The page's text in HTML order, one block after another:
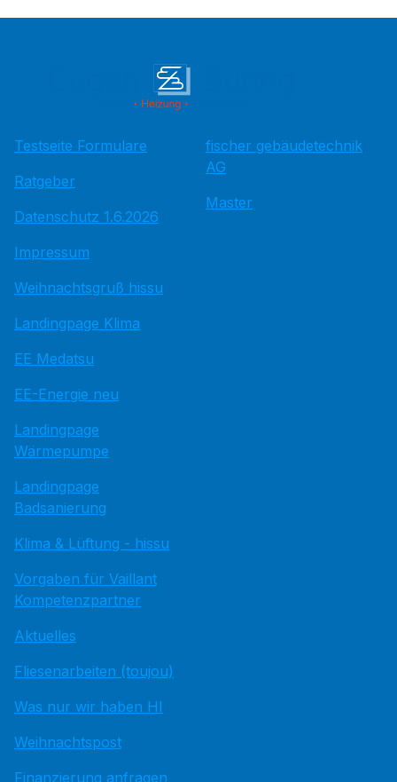
Testseite Formulare
Ratgeber
Datenschutz 1.6.2026
Impressum
Weihnachtsgruß hissu
Landingpage Klima
EE Medatsu
EE-Energie neu
Landingpage
Wärmepumpe
Landingpage
Badsanierung
Klima & Lüftung - hissu
Vorgaben für Vaillant
Kompetenzpartner
Aktuelles
Fliesenarbeiten (toujou)
Was nur wir haben HI
Weihnachtspost
Finanzierung anfragen
fischer gebäudetechnik
AG
Master